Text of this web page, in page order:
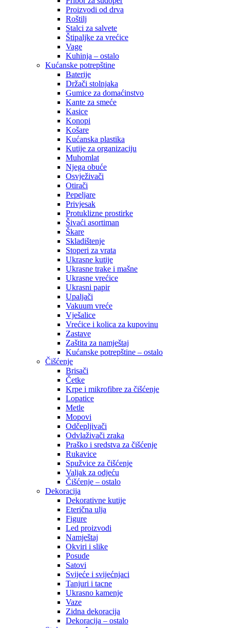
Proizvodi od drva
Roštilj
Stalci za salvete
Štipaljke za vrećice
Vage
Kuhinja – ostalo
Kućanske potrepštine
Baterije
Držači stolnjaka
Gumice za domaćinstvo
Kante za smeće
Kasice
Konopi
Košare
Kućanska plastika
Kutije za organizaciju
Muhomlat
Njega obuće
Osvježivači
Otirači
Pepeljare
Privjesak
Protuklizne prostirke
Šivaći asortiman
Škare
Skladištenje
Stoperi za vrata
Ukrasne kutije
Ukrasne trake i mašne
Ukrasne vrećice
Ukrasni papir
Upaljači
Vakuum vreće
Vješalice
Vrećice i kolica za kupovinu
Zastave
Zaštita za namještaj
Kućanske potrepštine – ostalo
Čišćenje
Brisači
Četke
Krpe i mikrofibre za čišćenje
Lopatice
Metle
Mopovi
Odčepljivači
Odvlaživači zraka
Praško i sredstva za čišćenje
Rukavice
Spužvice za čišćenje
Valjak za odjeću
Čišćenje – ostalo
Dekoracija
Dekorativne kutije
Eterična ulja
Figure
Led proizvodi
Namještaj
Okviri i slike
Posude
Satovi
Svijeće i svijećnjaci
Tanjuri i tacne
Ukrasno kamenje
Vaze
Zidna dekoracija
Dekoracija – ostalo